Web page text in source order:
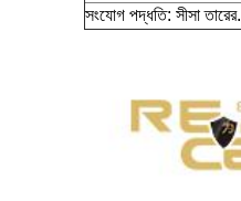
সংযোগ পদ্ধতি: সীসা তারের.